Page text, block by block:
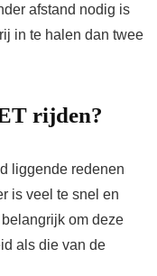
afstand nodig is
in te halen dan twee
rijden?
liggende redenen
is veel te snel en
om deze
als die van de